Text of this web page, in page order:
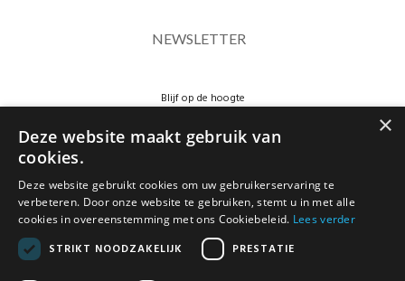
NEWSLETTER
Blijf op de hoogte
JA, HOU ME OP DE HOOGTE
×
Deze website maakt gebruik van
cookies.
Deze website gebruikt cookies om uw gebruikerservaring te
verbeteren. Door onze website te gebruiken, stemt u in met alle
cookies in overeenstemming met ons Cookiebeleid. Lees verder
STRIKT NOODZAKELIJK PRESTATIE